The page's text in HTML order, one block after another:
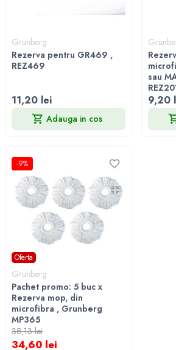
Grunberg
Rezerva pentru GR469 ,
REZ469
11,20 lei
Adauga in cos
sau
9,20
-9%
Oferta
Grunberg
Pachet promo: 5 buc x
Rezerva mop, din
microfibra , Grunberg
MP365
38,13 lei
34,60 lei